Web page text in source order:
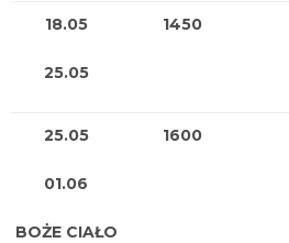
18.05
25.05
1450
25.05
01.06
BOŻE CIAŁO
1600